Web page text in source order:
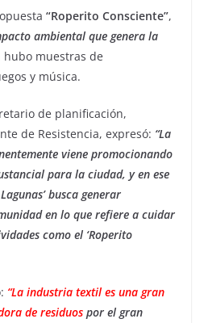
“Roperito Consciente”,
ambiental que genera la
hubo muestras de
y música.
de planificación,
de Resistencia, expresó: “La
viene promocionando
para la ciudad, y en ese
busca generar
en lo que refiere a cuidar
como el ‘Roperito
“La industria textil es una gran
de residuos por el gran